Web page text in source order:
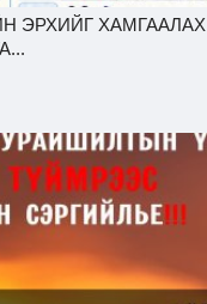
ЭРХИЙГ ХАМГААЛАХ